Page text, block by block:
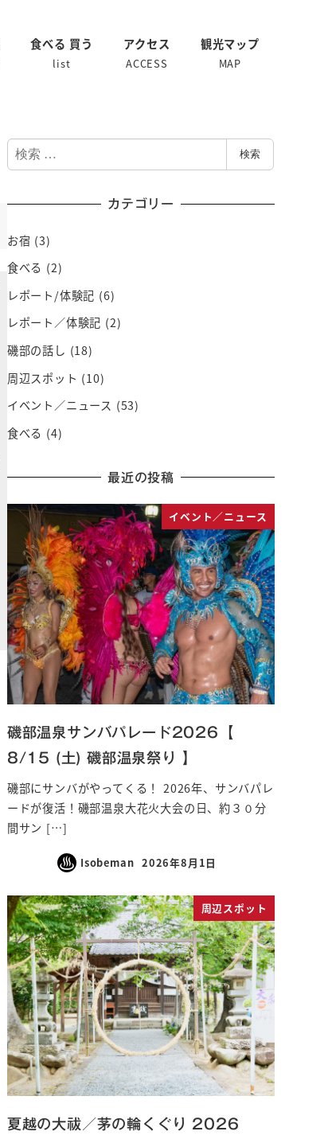
食べる 買う
list
アクセス
ACCESS
観光マップ
MAP
検
索
検索
カテゴリー
お宿 (3)
食べる (2)
レポート/体験記 (6)
レポート／体験記 (2)
磯部の話し (18)
周辺スポット (10)
イベント／ニュース (53)
食べる (4)
最近の投稿
イベント／ニュース
磯部温泉サンバパレード2026【
8/15 (土) 磯部温泉祭り 】
磯部にサンバがやってくる！ 2026年、サンバパレ
ードが復活！磯部温泉大花火大会の日、約３０分
間サン […]
Isobeman 2026年8月1日
周辺スポット
夏越の大祓／茅の輪くぐり 2026